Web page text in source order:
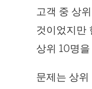
고객 중 상
것이었지만
상위 10명
문제는 상